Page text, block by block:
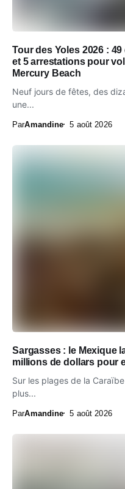
Tour des Yoles 2026 :
et 5 arrestations pour
Mercury Beach
Neuf jours de fêtes, des
une...
ParAmandine 5 août 2026
Sargasses : le Mexique
millions de dollars pour
Sur les plages de la
plus...
ParAmandine 5 août 2026